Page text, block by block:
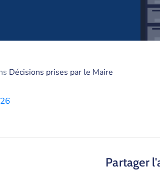
Décisions prises par le Maire
Partager